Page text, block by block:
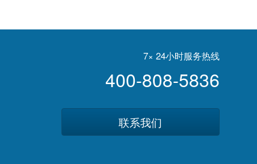
7× 24小时服务热线
400-808-5836
联系我们